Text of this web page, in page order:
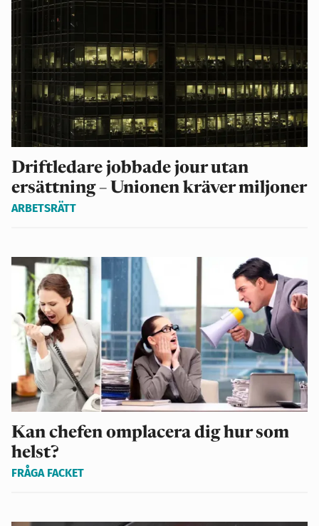
Driftledare jobbade jour utan
ersättning – Unionen kräver miljoner
ARBETSRÄTT
Kan chefen omplacera dig hur som
helst?
FRÅGA FACKET